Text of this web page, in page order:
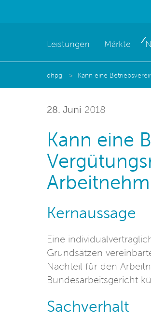
Leistungen Märkte
dhpg Kann eine
28. Juni 2018
Kann eine
Kernaussage
Eine
Grundsätzen
Nachteil für den
Bundesarbeitsgericht
Sachverhalt